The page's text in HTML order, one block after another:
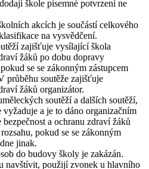
škole písemné potvrzení ne
akcích je součástí celkového
na vysvědčení.
zajišťuje vysílající škola
žáků po dobu dopravy
se se zákonným zástupcem
průběhu soutěže zajišťuje
žáků organizátor.
soutěží a dalších soutěží,
vyžaduje a je to dáno organizačním
a ochranu zdraví žáků
pokud se se zákonným
jinak.
do budovy školy je zakázán.
navštívit, použijí zvonek u hlavního